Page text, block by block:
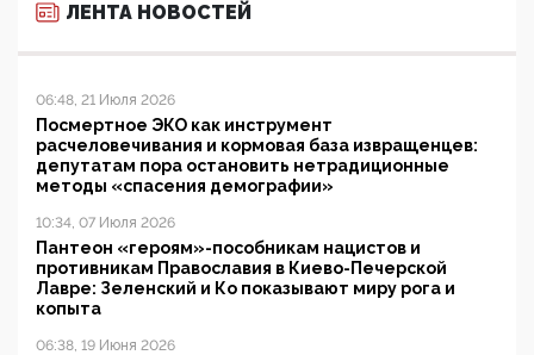
ЛЕНТА НОВОСТЕЙ
06:48, 21 Июля 2026
Посмертное ЭКО как инструмент
расчеловечивания и кормовая база извращенцев:
депутатам пора остановить нетрадиционные
методы «спасения демографии»
10:34, 07 Июля 2026
Пантеон «героям»-пособникам нацистов и
противникам Православия в Киево-Печерской
Лавре: Зеленский и Ко показывают миру рога и
копыта
06:38, 19 Июня 2026